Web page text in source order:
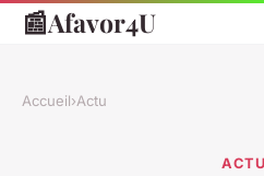
📰Afavor4U
Accueil›Actu
ACTU